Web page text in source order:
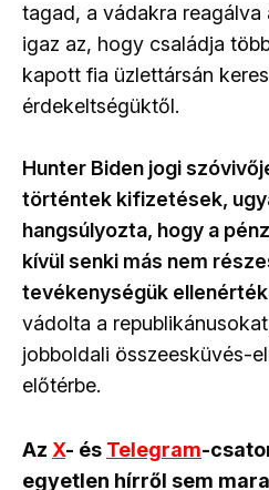
tagad, a vádakra reagálva
igaz az, hogy családja
kapott fia üzlettársán
érdekeltségüktől.
Hunter Biden jogi
történtek kifizetések,
hangsúlyozta, hogy a
kívül senki más nem
tevékenységük
vádolta a
jobboldali összeesküvés-
előtérbe.
Az X- és Telegram-
egyetlen hírről sem